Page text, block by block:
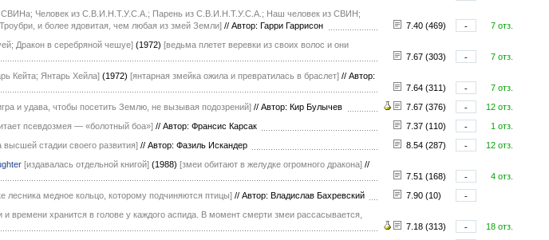
СВИНа; Человек из С.В.И.Н.Т.У.С.А.; Парень из С.В.И.Н.Т.У.С.А.; Наш человек из СВИН;
и более ядовитая, чем любая из змей Земли] // Автор: Гарри Гаррисон 7.40 (469) -
7 отз.
Дракон в серебряной чешуе] (1972) [ведьма плетет веревки из своих волос и они
7.67 (303) -
7 отз.
Кейта; Янтарь Хейла] (1972) [янтарная змейка ожила и превратилась в браслет] // Автор:
7.64 (311) -
7 отз.
и удава, чтобы посетить Землю, не вызывая подозрений] // Автор: Кир Булычев 7.67 (376) -
12 отз.
псевдозмея — «болотный боа»] // Автор: Франсис Карсак 7.37 (110) -
1 отз.
стадии своего развития] // Автор: Фазиль Искандер 8.54 (287) -
12 отз.
[издавалась отдельной книгой] (1988) [змеи обитают в желудке огромного дракона] //
7.51 (168) -
4 отз.
лесника медное кольцо, которому подчиняются птицы] // Автор: Владислав Бахревский 7.90 (10)
-
и времени хранится в голове у каждого аспида. В момент смерти змеи рассасывается,
7.18 (313) -
18 отз.